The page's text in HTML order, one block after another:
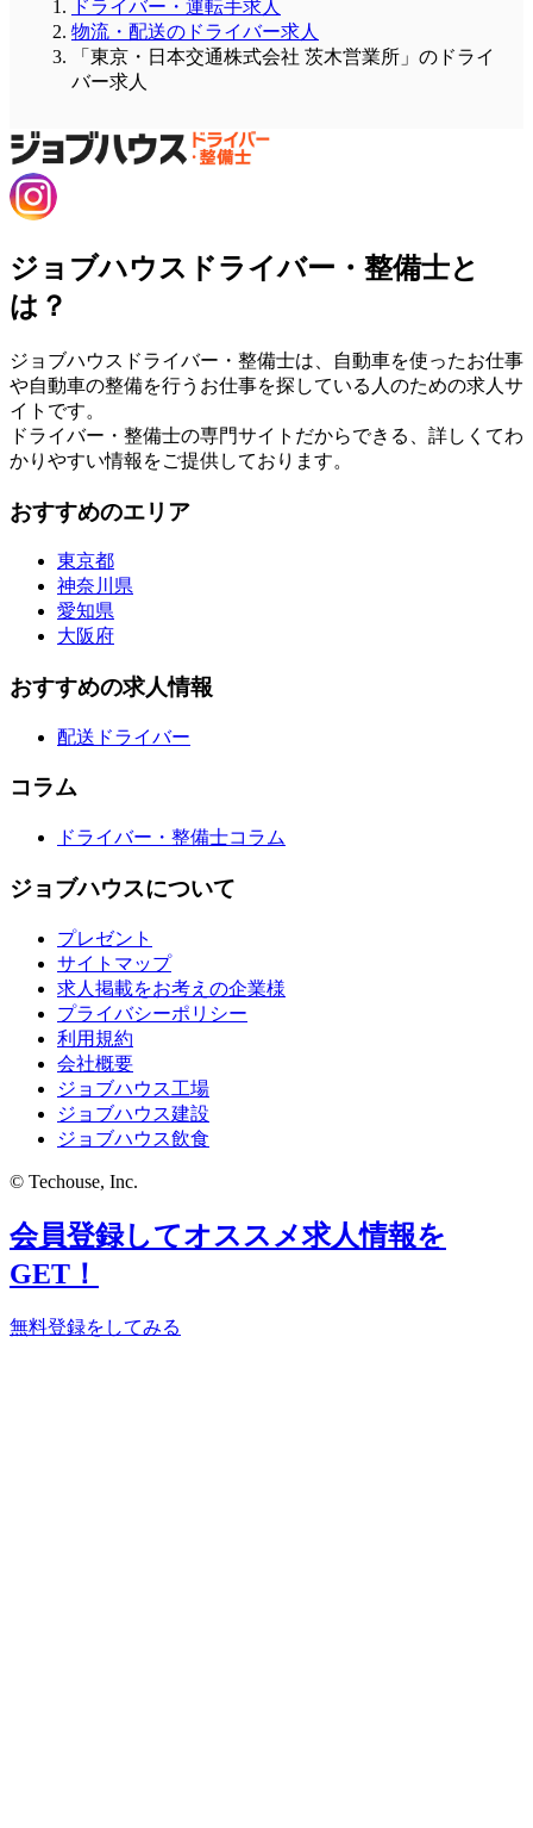
ドライバー・運転手求人
物流・配送のドライバー求人
「東京・日本交通株式会社 茨木営業所」のドライ
バー求人
ジョブハウスドライバー・整備士と
は？
ジョブハウスドライバー・整備士は、自動車を使ったお仕事
や自動車の整備を行うお仕事を探している人のための求人サ
イトです。
ドライバー・整備士の専門サイトだからできる、詳しくてわ
かりやすい情報をご提供しております。
おすすめのエリア
東京都
神奈川県
愛知県
大阪府
おすすめの求人情報
配送ドライバー
コラム
ドライバー・整備士コラム
ジョブハウスについて
プレゼント
サイトマップ
求人掲載をお考えの企業様
プライバシーポリシー
利用規約
会社概要
ジョブハウス工場
ジョブハウス建設
ジョブハウス飲食
© Techouse, Inc.
会員登録してオススメ求人情報を
GET！
無料登録をしてみる